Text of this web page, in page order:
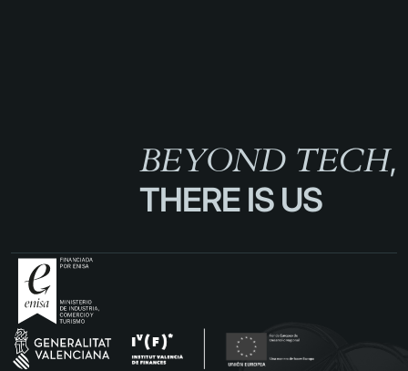
He leído y acepto los términos del sitio
BEYOND TECH,
THERE IS US